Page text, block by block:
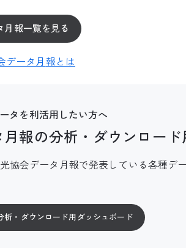
月報一覧を見る
データ月 報とは
タを利活用したい方へ
月報の分析・ダウンロー
協会データ月報で発表している各種デ
析・ダウンロード用ダッシュボード